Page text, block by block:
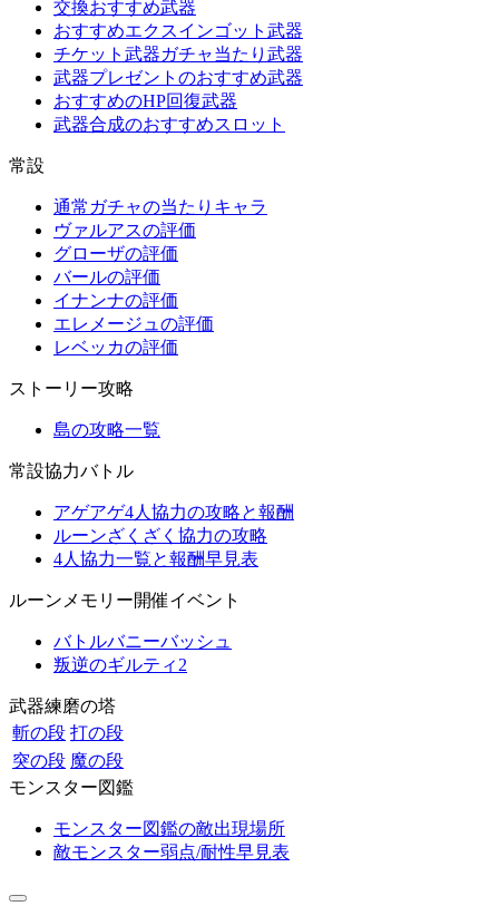
交換おすすめ武器
おすすめエクスインゴット武器
チケット武器ガチャ当たり武器
武器プレゼントのおすすめ武器
おすすめのHP回復武器
武器合成のおすすめスロット
常設
通常ガチャの当たりキャラ
ヴァルアスの評価
グローザの評価
バールの評価
イナンナの評価
エレメージュの評価
レベッカの評価
ストーリー攻略
島の攻略一覧
常設協力バトル
アゲアゲ4人協力の攻略と報酬
ルーンざくざく協力の攻略
4人協力一覧と報酬早見表
ルーンメモリー開催イベント
バトルバニーバッシュ
叛逆のギルティ2
武器練磨の塔
斬の段 打の段
突の段 魔の段
モンスター図鑑
モンスター図鑑の敵出現場所
敵モンスター弱点/耐性早見表